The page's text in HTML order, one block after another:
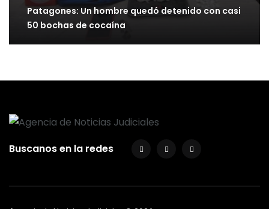
Patagones: Un hombre quedó detenido con casi
50 bochas de cocaína
Buscanos en la redes